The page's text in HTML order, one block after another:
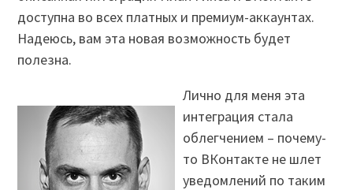
доступна во всех платных и премиум-аккаунтах.
Надеюсь, вам эта новая возможность будет
полезна.
Лично для меня эта
интеграция стала
облегчением – почему-
то ВКонтакте не шлет
уведомлений по таким